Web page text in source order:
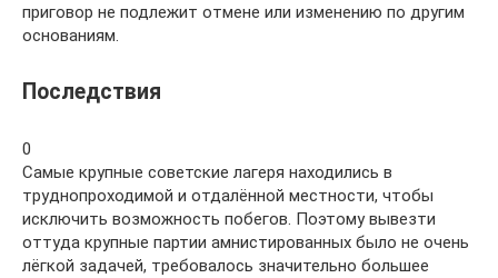
приговор не подлежит отмене или изменению по другим
основаниям.
Последствия
0
Самые крупные советские лагеря находились в
труднопроходимой и отдалённой местности, чтобы
исключить возможность побегов. Поэтому вывезти
оттуда крупные партии амнистированных было не очень
лёгкой задачей, требовалось значительно большее